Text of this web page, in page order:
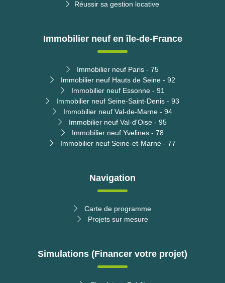
Réussir sa gestion locative
Immobilier neuf en île-de-France
Immobilier neuf Paris - 75
Immobilier neuf Hauts de Seine - 92
Immobilier neuf Essonne - 91
Immobilier neuf Seine-Saint-Denis - 93
Immobilier neuf Val-de-Marne - 94
Immobilier neuf Val-d'Oise - 95
Immobilier neuf Yvelines - 78
Immobilier neuf Seine-et-Marne - 77
Navigation
Carte de programme
Projets sur mesure
Simulations (Financer votre projet)